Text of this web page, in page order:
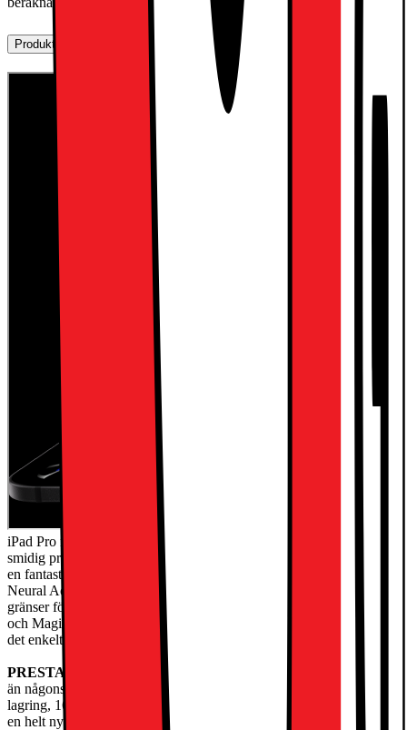
Produktbeskrivning
iPad Pro med Apple M5-chippet har extremt hög prestanda för
smidig produktivitet och avancerade AI-baserade arbetsflöden. Med
en fantastisk Ultra Retina XDR-skärm, supersnabbt wifi 7 och 5G,
Neural Accelerators för AI och ett iPadOS i ny design finns det inga
gränser för vad du kan göra. Kombinera den med Apple Pencil Pro
och Magic Keyboard, så får du en otroligt mångsidig iPad som gör
det enkelt att skapa och jobba.
PRESTANDA OCH LAGRING
– iPad Pro med M5 är snabbare
än någonsin och har kraftfull AI på enheten. Den har upp till 2 TB
lagring, 16 GB minne och Neural Accelerators för AI-prestanda på
en helt ny nivå.